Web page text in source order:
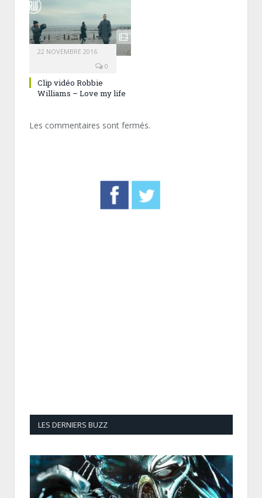
22 NOVEMBRE 2016
0
Clip vidéo Robbie
Williams – Love my life
Les commentaires sont fermés.
LES DERNIERS BUZZ